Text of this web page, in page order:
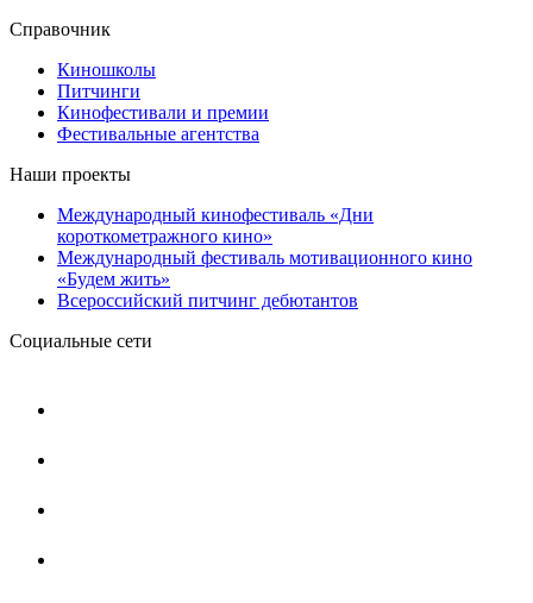
Справочник
Киношколы
Питчинги
Кинофестивали и премии
Фестивальные агентства
Наши проекты
Международный кинофестиваль «Дни
короткометражного кино»
Международный фестиваль мотивационного кино
«Будем жить»
Всероссийский питчинг дебютантов
Социальные сети